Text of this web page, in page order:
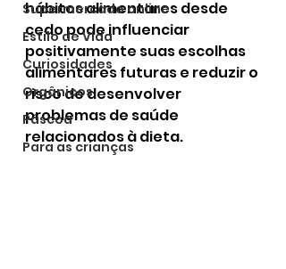
Supermercado online
Estilo de Vida
Curiosidades
Orgânicos
Páscoa
Para as crianças
hábitos alimentares desde
cedo pode influenciar
positivamente suas escolhas
alimentares futuras e reduzir o
risco de desenvolver
problemas de saúde
relacionados à dieta.